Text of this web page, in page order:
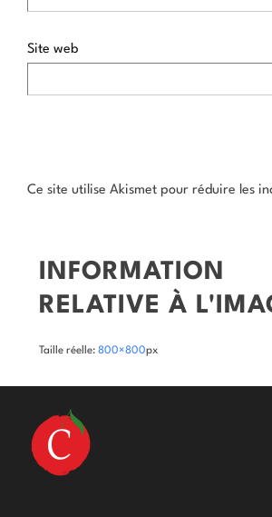
Site web
Ce site utilise Akismet pour réduire les
INFORMATION
RELATIVE À
Taille réelle: 800×800px